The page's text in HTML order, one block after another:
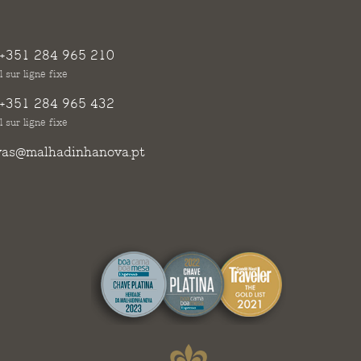
+351 284 965 210
sur ligne fixe
+351 284 965 432
sur ligne fixe